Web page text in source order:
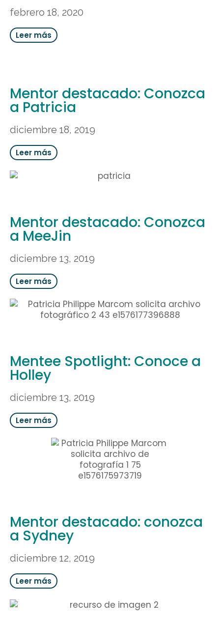
febrero 18, 2020
Leer más
Mentor destacado: Conozca
a Patricia
diciembre 18, 2019
Leer más
Mentor destacado: Conozca
a MeeJin
diciembre 13, 2019
Leer más
Mentee Spotlight: Conoce a
Holley
diciembre 13, 2019
Leer más
Mentor destacado: conozca
a Sydney
diciembre 12, 2019
Leer más